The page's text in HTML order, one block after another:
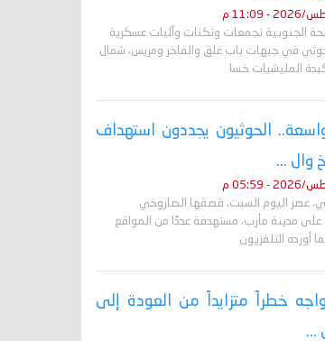
الجنوبية تجمعات وثكنات وآليات عسكرية
في جبهات باب غلق والفاخر ومريس، شمال
المليشيات خسا
الحوثيون يجددون استهداف
وال ...
عصر اليوم السبت، قصفها الصاروخي
على مدينة مأرب، مستهدفة عددًا من المواقع
أورده التلفزيون
خطراً متزايداً من العودة إلى
...